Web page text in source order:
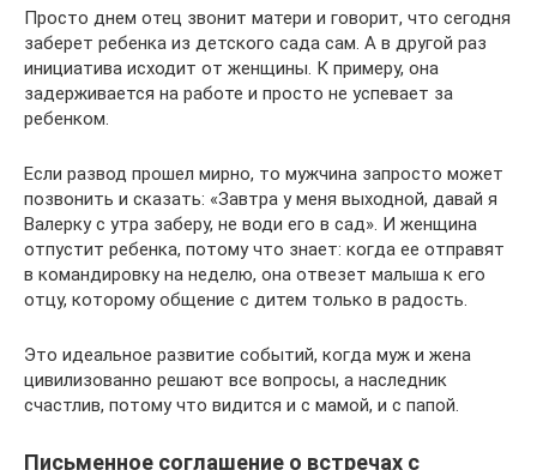
Просто днем отец звонит матери и говорит, что сегодня
заберет ребенка из детского сада сам. А в другой раз
инициатива исходит от женщины. К примеру, она
задерживается на работе и просто не успевает за
ребенком.
Если развод прошел мирно, то мужчина запросто может
позвонить и сказать: «Завтра у меня выходной, давай я
Валерку с утра заберу, не води его в сад». И женщина
отпустит ребенка, потому что знает: когда ее отправят
в командировку на неделю, она отвезет малыша к его
отцу, которому общение с дитем только в радость.
Это идеальное развитие событий, когда муж и жена
цивилизованно решают все вопросы, а наследник
счастлив, потому что видится и с мамой, и с папой.
Письменное соглашение о встречах с